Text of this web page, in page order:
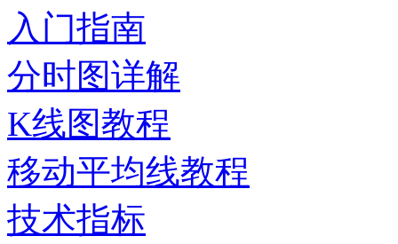
入门指南
分时图详解
K线图教程
移动平均线教程
技术指标